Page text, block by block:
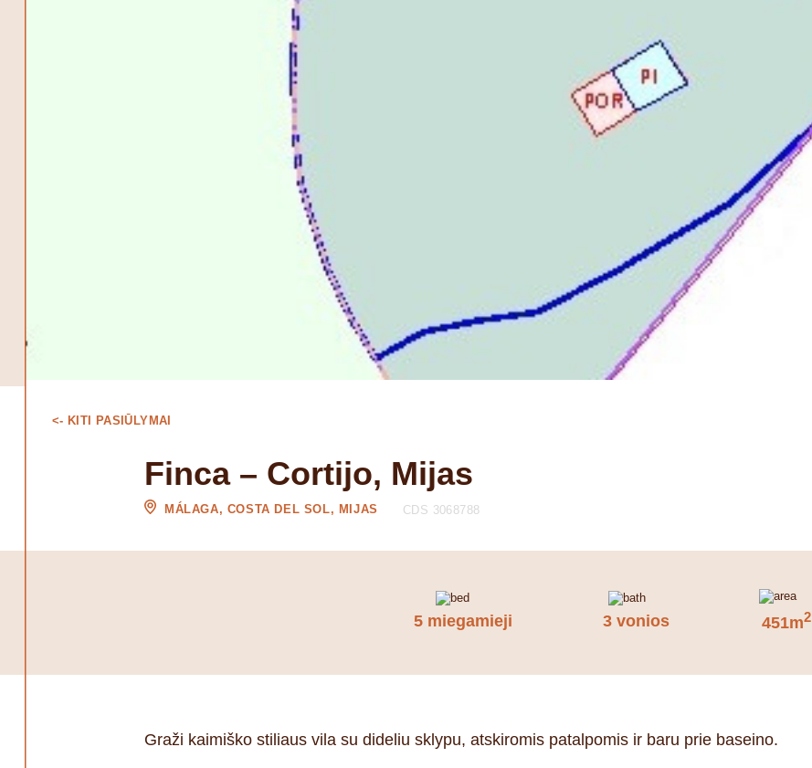
<- KITI PASIŪLYMAI
Finca – Cortijo, Mijas
MÁLAGA, COSTA DEL SOL, MIJAS CDS 3068788
5 miegamieji 3 vonios 451m2
Graži kaimiško stiliaus vila su dideliu sklypu, atskiromis patalpomis ir baru prie baseino.